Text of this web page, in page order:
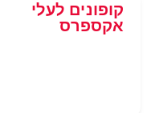
קופונים לעלי
אקספרס